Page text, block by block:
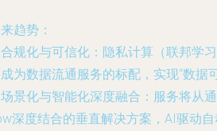
趋势 ：
合规化与可信化 ：隐私计算（联邦学
为数据流通服务的标配，实现“数据
场景化与智能化深度融合 ：服务将从
深度结合的垂直解决方案，AI驱动自